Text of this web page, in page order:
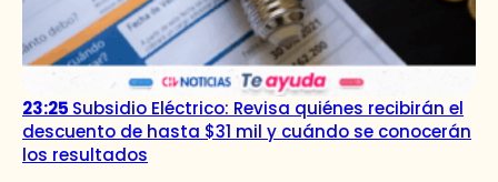
23:25 Subsidio Eléctrico: Revisa quiénes recibirán el
descuento de hasta $31 mil y cuándo se conocerán
los resultados